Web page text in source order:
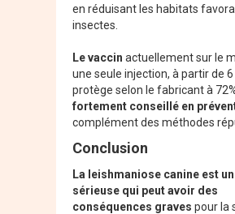
en réduisant les habitats
insectes.
Le vaccin actuellement sur le
une seule injection, à partir de
protège selon le fabricant à
fortement conseillé en
complément des méthodes
Conclusion
La leishmaniose canine est
sérieuse qui peut avoir des
conséquences graves pour la